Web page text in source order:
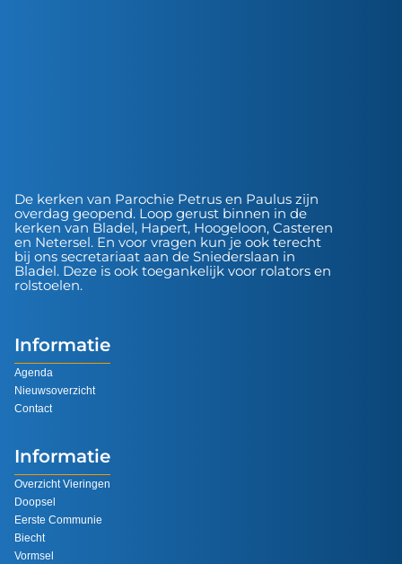
De kerken van Parochie Petrus en Paulus zijn
overdag geopend. Loop gerust binnen in de
kerken van Bladel, Hapert, Hoogeloon, Casteren
en Netersel. En voor vragen kun je ook terecht
bij ons secretariaat aan de Sniederslaan in
Bladel. Deze is ook toegankelijk voor rolators en
rolstoelen.
Informatie
Agenda
Nieuwsoverzicht
Contact
Informatie
Overzicht Vieringen
Doopsel
Eerste Communie
Biecht
Vormsel